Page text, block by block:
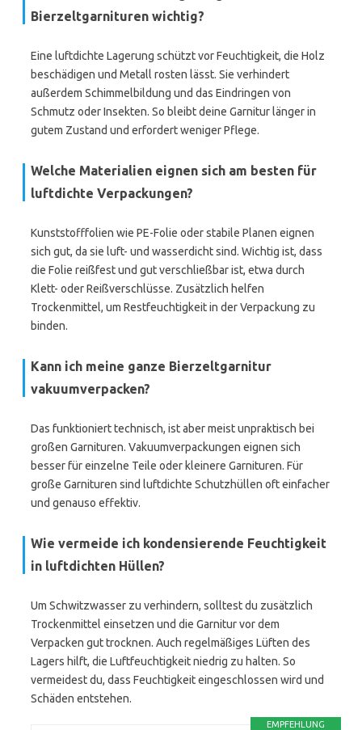
Bierzeltgarnituren wichtig?
Eine luftdichte Lagerung schützt vor Feuchtigkeit, die Holz
beschädigen und Metall rosten lässt. Sie verhindert
außerdem Schimmelbildung und das Eindringen von
Schmutz oder Insekten. So bleibt deine Garnitur länger in
gutem Zustand und erfordert weniger Pflege.
Welche Materialien eignen sich am besten für
luftdichte Verpackungen?
Kunststofffolien wie PE-Folie oder stabile Planen eignen
sich gut, da sie luft- und wasserdicht sind. Wichtig ist, dass
die Folie reißfest und gut verschließbar ist, etwa durch
Klett- oder Reißverschlüsse. Zusätzlich helfen
Trockenmittel, um Restfeuchtigkeit in der Verpackung zu
binden.
Kann ich meine ganze Bierzeltgarnitur
vakuumverpacken?
Das funktioniert technisch, ist aber meist unpraktisch bei
großen Garnituren. Vakuumverpackungen eignen sich
besser für einzelne Teile oder kleinere Garnituren. Für
große Garnituren sind luftdichte Schutzhüllen oft einfacher
und genauso effektiv.
Wie vermeide ich kondensierende Feuchtigkeit
in luftdichten Hüllen?
Um Schwitzwasser zu verhindern, solltest du zusätzlich
Trockenmittel einsetzen und die Garnitur vor dem
Verpacken gut trocknen. Auch regelmäßiges Lüften des
Lagers hilft, die Luftfeuchtigkeit niedrig zu halten. So
vermeidest du, dass Feuchtigkeit eingeschlossen wird und
Schäden entstehen.
EMPFEHLUNG